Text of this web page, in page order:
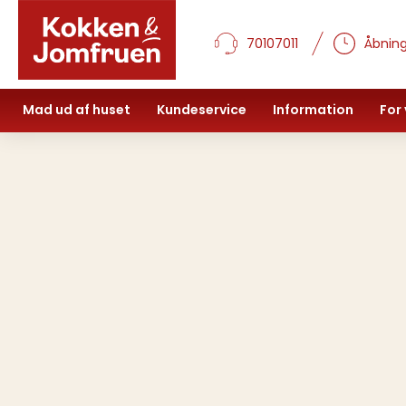
70107011
Mad ud af huset Kundeservice Information